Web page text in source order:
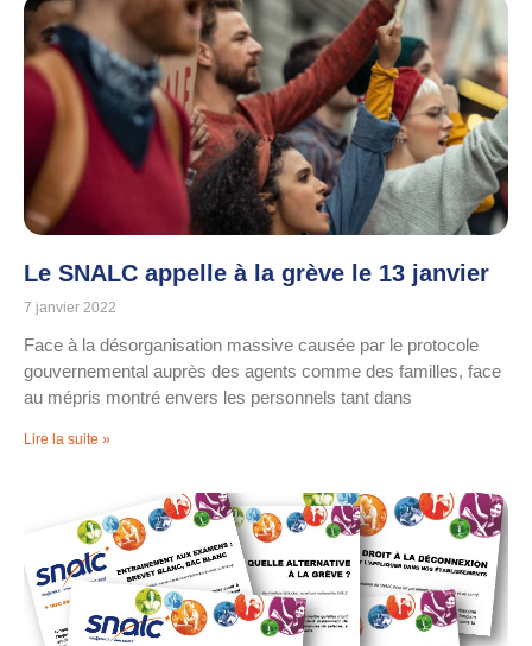
Le SNALC appelle à la grève le 13 janvier
7 janvier 2022
Face à la désorganisation massive causée par le protocole
gouvernemental auprès des agents comme des familles, face
au mépris montré envers les personnels tant dans
Lire la suite »